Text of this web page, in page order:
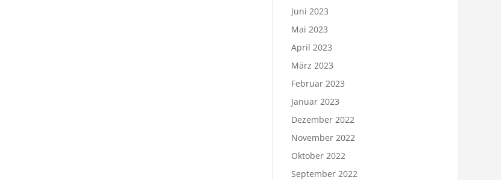
Juni 2023
Mai 2023
April 2023
März 2023
Februar 2023
Januar 2023
Dezember 2022
November 2022
Oktober 2022
September 2022